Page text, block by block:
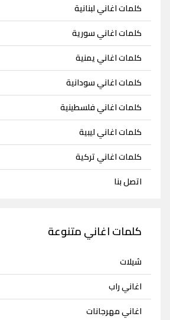
كلمات اغاني لبنانية
كلمات اغاني سورية
كلمات اغاني يمنية
كلمات اغاني سودانية
كلمات اغاني فلسطينية
كلمات اغاني ليبية
كلمات اغاني تركية
اتصل بنا
كلمات اغاني متنوعة
شيلات
اغاني راب
اغاني مهرجانات